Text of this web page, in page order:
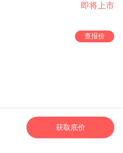
即将上市
查报价
获取底价